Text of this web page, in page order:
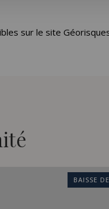
sur le site
BAISSE